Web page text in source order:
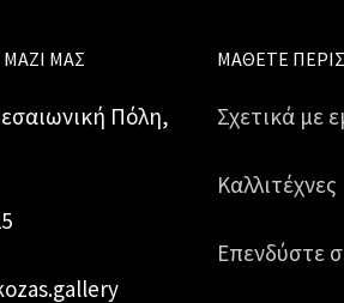
ΜΑΣ
Πόλη,
ΜΆΘΕΤΕ
Σχετικά με
Καλλιτέχνες
Επενδύστε